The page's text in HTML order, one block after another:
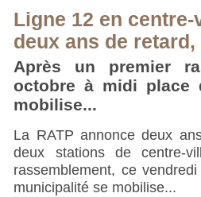
Ligne 12 en
deux ans de
Après un premier
octobre à midi place
mobilise...
La RATP annonce deux
deux stations de centre-
rassemblement, ce
municipalité se mobilise...